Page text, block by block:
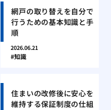
網戸の取り替えを自分で
行うための基本知識と手
順
2026.06.21
知識
住まいの改修後に安心を
維持する保証制度の仕組